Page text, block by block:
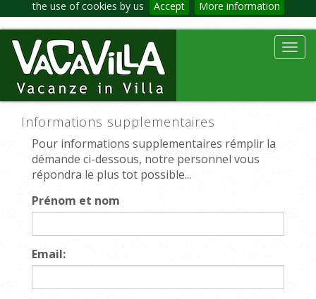
the use of cookies by us Accept More information
Informations supplementaires
Pour informations supplementaires rémplir la
démande ci-dessous, notre personnel vous
répondra le plus tot possible...
Prénom et nom
Email: